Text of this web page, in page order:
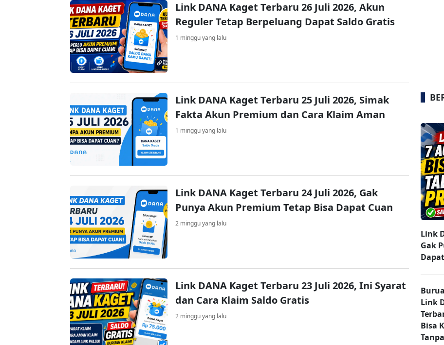
Link DANA Kaget Terbaru 26 Juli 2026, Akun
Reguler Tetap Berpeluang Dapat Saldo Gratis
1 minggu yang lalu
Link DANA Kaget Terbaru 25 Juli 2026, Simak
Fakta Akun Premium dan Cara Klaim Aman
1 minggu yang lalu
Link DANA Kaget Terbaru 24 Juli 2026, Gak
Punya Akun Premium Tetap Bisa Dapat Cuan
2 minggu yang lalu
Link DANA Kaget Terbaru 23 Juli 2026, Ini Syarat
dan Cara Klaim Saldo Gratis
2 minggu yang lalu
Link
Gak
Link
Bisa